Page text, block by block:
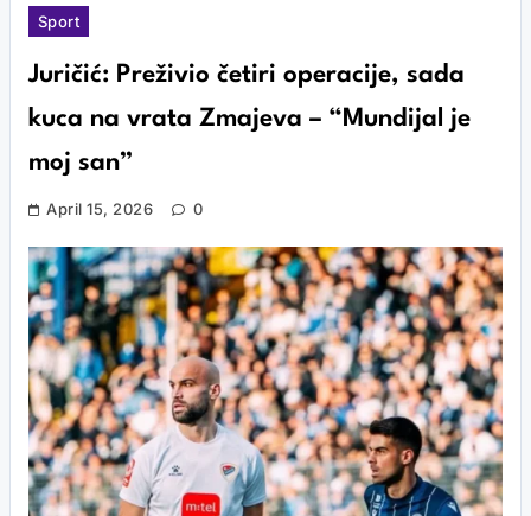
Sport
Juričić: Preživio četiri operacije, sada
kuca na vrata Zmajeva – “Mundijal je
moj san”
April 15, 2026 0